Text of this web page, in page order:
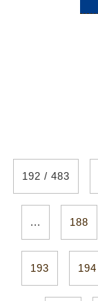
192 / 483
... 188
193 194